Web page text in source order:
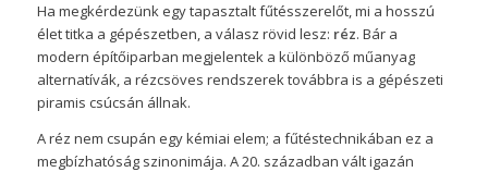
Ha megkérdezünk egy tapasztalt fűtésszerelőt, mi a hosszú
élet titka a gépészetben, a válasz rövid lesz: réz. Bár a
modern építőiparban megjelentek a különböző műanyag
alternatívák, a rézcsöves rendszerek továbbra is a gépészeti
piramis csúcsán állnak.
A réz nem csupán egy kémiai elem; a fűtéstechnikában ez a
megbízhatóság szinonimája. A 20. században vált igazán